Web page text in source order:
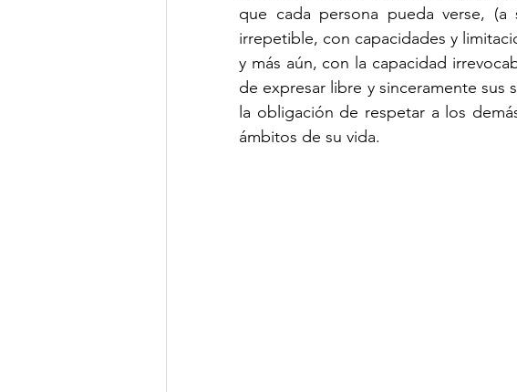
que cada persona pueda verse,
irrepetible, con capacidades y
y más aún, con la capacidad
de expresar libre y sinceramente
la obligación de respetar a los
ámbitos de su vida.